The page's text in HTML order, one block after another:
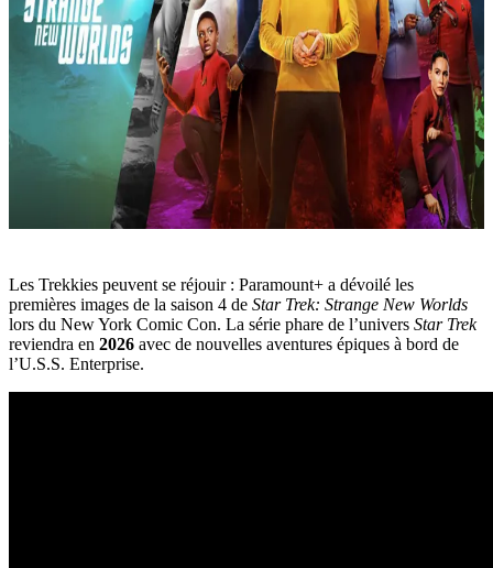
Les Trekkies peuvent se réjouir : Paramount+ a dévoilé les
premières images de la saison 4 de Star Trek: Strange New Worlds
lors du New York Comic Con. La série phare de l’univers Star Trek
reviendra en 2026 avec de nouvelles aventures épiques à bord de
l’U.S.S. Enterprise.